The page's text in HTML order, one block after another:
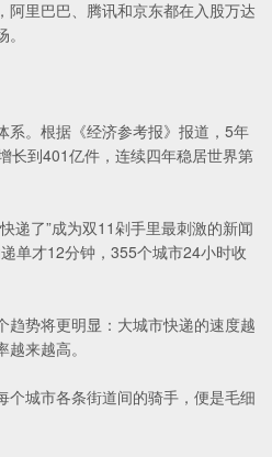
阿里巴巴、腾讯和京东都在入股万达
系。根据《经济参考报》报道，5年
长到401亿件，连续四年稳居世界第
递了”成为双11剁手里最刺激的新闻
单才12分钟，355个城市24小时收
趋势将更明显：大城市快递的速度越
来越高。
个城市各条街道间的骑手，便是毛细